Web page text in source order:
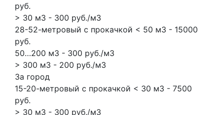
руб.
> 30 м3 - 300 руб./м3
28-52-метровый с прокачкой < 50 м3 - 15000
руб.
50…200 м3 - 300 руб./м3
> 300 м3 - 200 руб./м3
За город
15-20-метровый с прокачкой < 30 м3 - 7500
руб.
> 30 м3 - 300 руб./м3